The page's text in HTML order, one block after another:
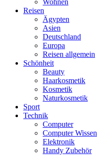
Reisen
Ägypten
Asien
Deutschland
Europa
Reisen allgemein
Schönheit
Beauty
Haarkosmetik
Kosmetik
Naturkosmetik
Sport
Technik
Computer
Computer Wissen
Elektronik
Handy Zubehör